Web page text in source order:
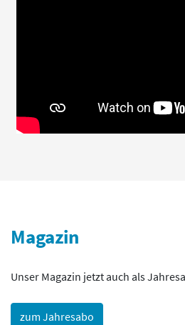
Magazin
Unser Magazin jetzt auch als
zum Jahresabo